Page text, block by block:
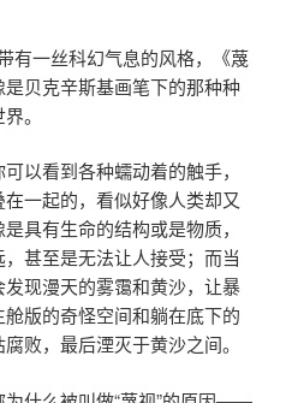
有一丝科幻气息的风格，《蔑
贝克辛斯基画笔下的那种种
。
以看到各种蠕动着的触手，
一起的，看似好像人类却又
具有生命的结构或是物质，
甚至是无法让人接受；而当
现漫天的雾霭和黄沙，让暴
版的奇怪空间和躺在底下的
败，最后湮灭于黄沙之间。